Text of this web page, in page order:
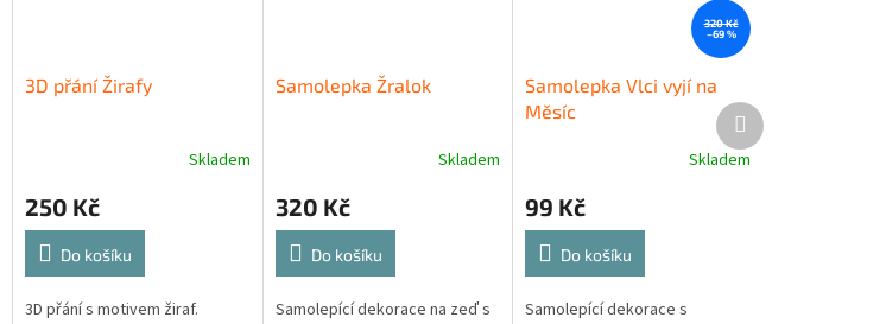
3D přání Žirafy
Skladem
250 Kč
Do košíku
3D přání s motivem žiraf.
Samolepka Žralok
Skladem
320 Kč
Do košíku
Samolepící dekorace na zeď s
320 Kč
–69 %
Samolepka Vlci vyjí na
Měsíc
Skladem
99 Kč
Do košíku
Samolepící dekorace s
Další
produkt